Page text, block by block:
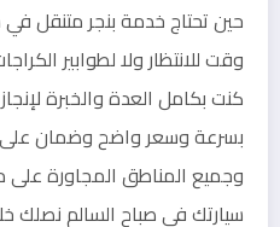
حين تحتاج خدمة بنجر متنقل في
وقت للانتظار ولا لطوابير
كنت بكامل العدة والخبرة
بسرعة وسعر واضح وضمان
سيارتك في صباح السالم نصلك